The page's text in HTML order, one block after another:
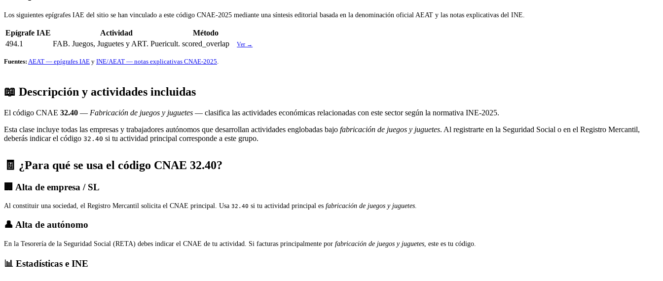
Los siguientes epígrafes IAE del sitio se han vinculado a este código CNAE-2025 mediante una síntesis editorial basada en la denominación oficial AEAT y las notas explicativas del INE.
Epígrafe IAE Actividad
Método
494.1
FAB. Juegos, Juguetes y ART. Puericult. scored_overlap Ver →
Fuentes: AEAT — epígrafes IAE y INE/AEAT — notas explicativas CNAE-2025
📖 Descripción y actividades incluidas
El código CNAE 32.40 — Fabricación de juegos y juguetes — clasifica las actividades económicas relacionadas con este sector según la normativa INE-2025.
Esta clase incluye todas las empresas y trabajadores autónomos que desarrollan actividades englobadas bajo fabricación de juegos y juguetes. Al registrarte en la Seguridad Social o en el Registro Mercantil,
deberás indicar el código 32.40 si tu actividad principal corresponde a este grupo.
🧾 ¿Para qué se usa el código CNAE 32.40?
🏢 Alta de empresa / SL
Al constituir una sociedad, el Registro Mercantil solicita el CNAE principal. Usa 32.40 si tu actividad principal es fabricación de juegos y juguetes.
👤 Alta de autónomo
En la Tesorería de la Seguridad Social (RETA) debes indicar el CNAE de tu actividad. Si facturas principalmente por fabricación de juegos y juguetes , este es tu código.
📊 Estadísticas e INE